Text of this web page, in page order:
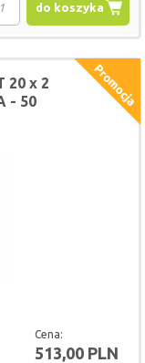
do koszyka
Cena:
513,00 PLN
20 x 2
- 50